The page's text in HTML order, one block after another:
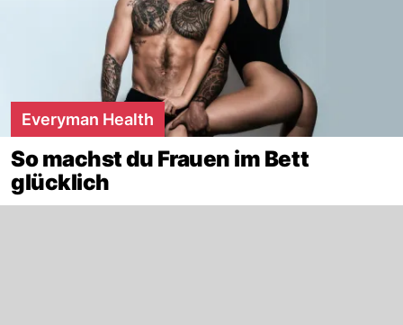
Everyman Health
So machst du Frauen im Bett
glücklich